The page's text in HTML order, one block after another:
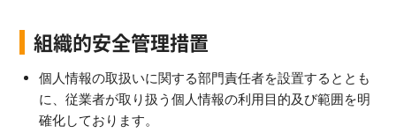
組織的安全管理措置
個人情報の取扱いに関する部門責任者を設置するととも
に、従業者が取り扱う個人情報の利用目的及び範囲を明
確化しております。